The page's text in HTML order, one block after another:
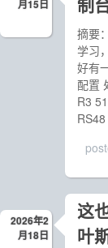
月15日
摘要
学习
好有
配置
R3
RS48
2026年2
月18日
这
叶